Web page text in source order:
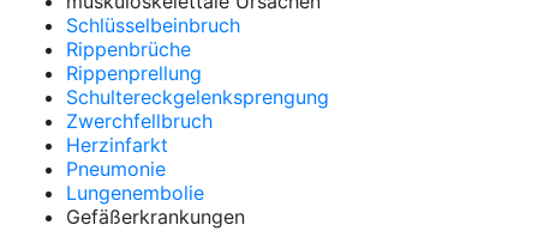
Schlüsselbeinbruch
Rippenbrüche
Rippenprellung
Schultereckgelenksprengung
Zwerchfellbruch
Herzinfarkt
Pneumonie
Lungenembolie
Gefäßerkrankungen